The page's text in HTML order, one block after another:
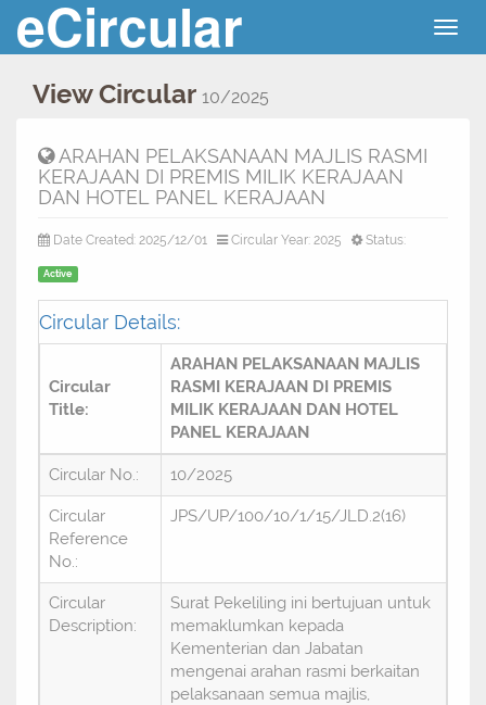
eCircular
View Circular 10/2025
ARAHAN PELAKSANAAN MAJLIS RASMI
KERAJAAN DI PREMIS MILIK KERAJAAN
DAN HOTEL PANEL KERAJAAN
Date Created: 2025/12/01 Circular Year: 2025 Status:
Active
Circular Details:
Circular
Title:
ARAHAN PELAKSANAAN MAJLIS
RASMI KERAJAAN DI PREMIS
MILIK KERAJAAN DAN HOTEL
PANEL KERAJAAN
Circular No.: 10/2025
Circular
Reference
No.:
JPS/UP/100/10/1/15/JLD.2(16)
Circular
Description:
Surat Pekeliling ini bertujuan untuk
memaklumkan kepada
Kementerian dan Jabatan
mengenai arahan rasmi berkaitan
pelaksanaan semua majlis,